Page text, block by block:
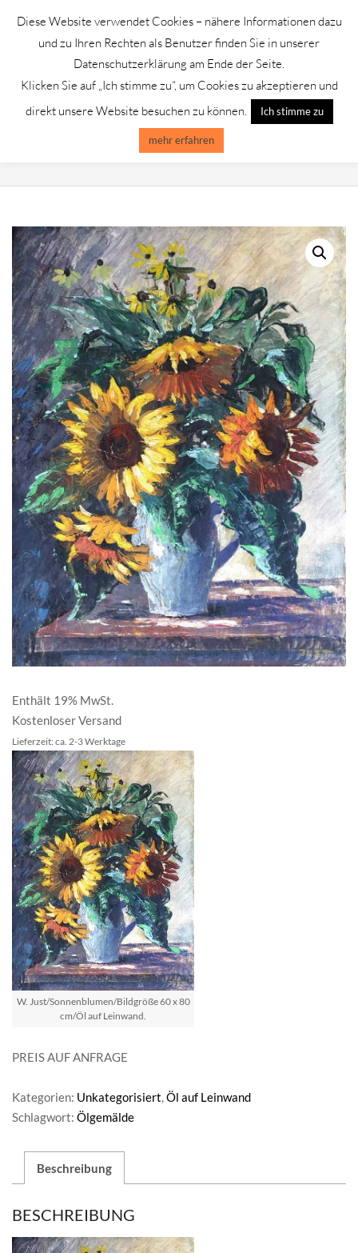
content GALERIE CHROMIK
Primary
Navigation
W. JUST/SONNENBLUMEN
Enthält 19% MwSt.
Kostenloser Versand
Lieferzeit: ca. 2-3 Werktage
W. Just/Sonnenblumen/Bildgröße 60 x 80
cm/Öl auf Leinwand.
PREIS AUF ANFRAGE
Kategorien: Unkategorisiert,Öl auf Leinwand
Schlagwort: Ölgemälde
Beschreibung
BESCHREIBUNG
Diese Website verwendet Cookies – nähere Informationen dazu
und zu Ihren Rechten als Benutzer finden Sie in unserer
Datenschutzerklärung am Ende der Seite.
Klicken Sie auf „Ich stimme zu“, um Cookies zu akzeptieren und
direkt unsere Website besuchen zu können.
Ich stimme zu
mehr erfahren